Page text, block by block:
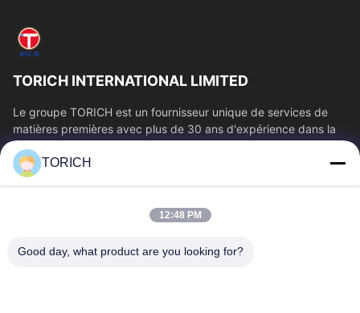
TORICH INTERNATIONAL LIMITED
Le groupe TORICH est un fournisseur unique de services de
matières premières avec plus de 30 ans d'expérience dans la
production, la R&D, le...
Liens Rapides
A Propos De Nous
Visite D'usine
Contrôle De La Qualité
TORICH
12:48 PM
Good day, what product are you looking for?